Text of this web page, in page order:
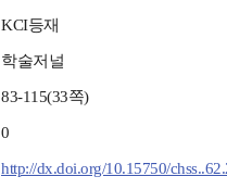
KCI등재
학술저널
83-115(33쪽)
0
http://dx.doi.org/10.15750/